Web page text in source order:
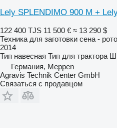
Lely SPLENDIMO 900 M +
122 400 TJS 11 500 € ≈ 13 290 $
Техника для заготовки сена -
2014
Тип навесная Тип для трактора
Германия, Meppen
Agravis Technik Center GmbH
Связаться с продавцом